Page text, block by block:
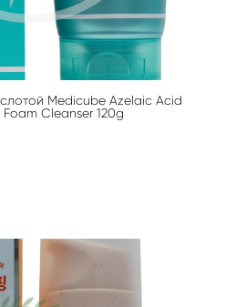
Medicube Azelaic Acid
Cleanser 120g